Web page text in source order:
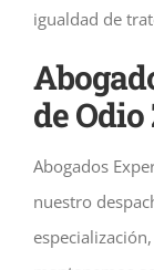
igualdad de
de
Abogados
nuestro